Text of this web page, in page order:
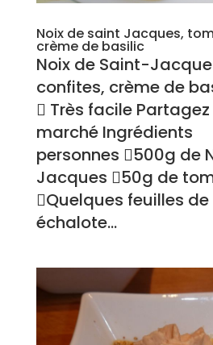
Noix de saint Jacques,
crème de basilic
Noix de Saint-
confites, crème de
 Très facile Partagez
marché
personnes 500g de
Jacques 50g de
Quelques feuilles de
échalote...